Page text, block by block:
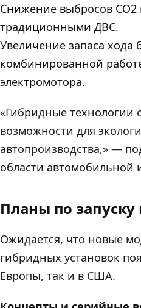
Снижение выбросов
традиционными ДВС.
Увеличение запаса хода
комбинированной
электромотора.
«Гибридные технологии
возможности для
автопроизводства,» —
области автомобильной
Планы по
Ожидается, что новые
гибридных установок
Европы, так и в США.